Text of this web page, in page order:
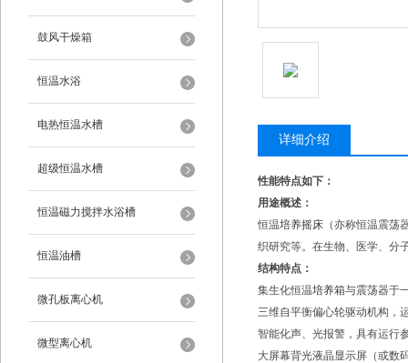
鼓风干燥箱
恒温水浴
电热恒温水槽
超级恒温水槽
恒温磁力搅拌水浴槽
恒温油槽
微孔板离心机
微型离心机
详细介绍
性能特点如下：
用途概述：
恒温培养摇床 （亦称恒温震
织研究等。在生物、医学、分
结构特点：
集生化恒温培养箱与震荡器于
三维自平衡偏心轮驱动机构，
智能化声、光报警，具有运行
大屏幕背光液晶显示屏（或数